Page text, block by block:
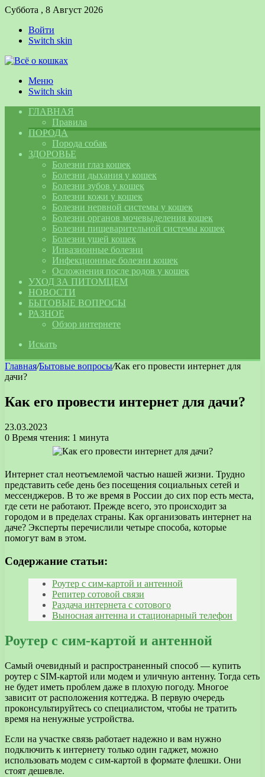
Суббота , 8 Август 2026
Войти
Switch skin
Меню
Switch skin
ГЛАВНАЯ
Правила
ПОРОДА
Порода собак
ЗДОРОВЬЕ
Болезни глаз кошек
Болезни дыхания у кошек
Болезни зубов у кошек
Болезни кожи у кошек
Болезни нервной системы у кошек
Болезни органов мочевыделения кошек
Болезни пищеварительной системы кошек
Болезни ушей кошек
Инвазионные болезни
Инфекционные болезни кошек
Осложнения после родов у кошек
УХОД ЗА ПИТОМЦЕМ
НОВОСТИ
БЫТОВЫЕ ВОПРОСЫ
РАЗНОЕ
Обзор интернете
Искать
Главная/Бытовые вопросы/Как его провести интернет для
дачи?
Как его провести интернет для дачи?
23.03.2023
0 Время чтения: 1 минута
Интернет стал неотъемлемой частью нашей жизни. Трудно
представить себе день без посещения социальных сетей и
мессенджеров. В то же время в России до сих пор есть места,
где сети не работают. Прежде всего, это происходит за
городом и в пределах страны. Как организовать интернет на
даче? Эксперты перечислили четыре способа, которые
помогут вам в этом.
Содержание статьи:
Роутер с сим-картой и антенной
Репитер сотовой связи
Раздача интернета с сотового
Выносная антенна и стационарный телефон
Роутер с сим-картой и антенной
Самый очевидный и распространенный способ — купить
роутер с SIM-картой или модем и уличную антенну. Тогда сеть
не будет иметь проблем даже в плохую погоду. Многое
зависит от расположения коттеджа. В первую очередь
проконсультируйтесь со специалистом, чтобы не тратить
время на ненужные устройства.
Если на участке связь работает надежно и вам нужно
подключить к интернету только один гаджет, можно
использовать модем с сим-картой в формате флешки. Они
стоят дешевле.